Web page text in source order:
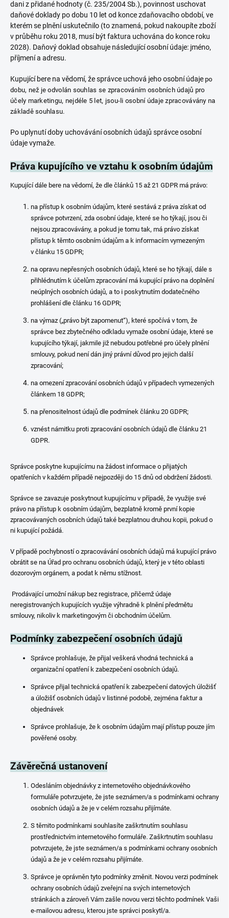
dani z přidané hodnoty (č. 235/2004 Sb.), povinnost uschovat
daňové doklady po dobu 10 let od konce zdaňovacího období, ve
kterém se plnění uskutečnilo (to znamená, pokud nakoupíte zboží
v průběhu roku 2018, musí být faktura uchována do konce roku
2028). Daňový doklad obsahuje následující osobní údaje: jméno,
příjmení a adresu.
Kupující bere na vědomí, že správce uchová jeho osobní údaje po
dobu, než je odvolán souhlas se zpracováním osobních údajů pro
účely marketingu, nejdéle 5 let, jsou-li osobní údaje zpracovávány na
základě souhlasu.
Po uplynutí doby uchovávání osobních údajů správce osobní
údaje vymaže.
Práva kupujícího ve vztahu k osobním údajům
Kupující dále bere na vědomí, že dle článků 15 až 21 GDPR má právo:
na přístup k osobním údajům, které sestává z práva získat od
správce potvrzení, zda osobní údaje, které se ho týkají, jsou či
nejsou zpracovávány, a pokud je tomu tak, má právo získat
přístup k těmto osobním údajům a k informacím vymezeným
v článku 15 GDPR;
na opravu nepřesných osobních údajů, které se ho týkají, dále s
přihlédnutím k účelům zpracování má kupující právo na doplnění
neúplných osobních údajů, a to i poskytnutím dodatečného
prohlášení dle článku 16 GDPR;
na výmaz („právo být zapomenut“), které spočívá v tom, že
správce bez zbytečného odkladu vymaže osobní údaje, které se
kupujícího týkají, jakmile již nebudou potřebné pro účely plnění
smlouvy, pokud není dán jiný právní důvod pro jejich další
zpracování;
na omezení zpracování osobních údajů v případech vymezených
článkem 18 GDPR;
na přenositelnost údajů dle podmínek článku 20 GDPR;
vznést námitku proti zpracování osobních údajů dle článku 21
GDPR.
Správce poskytne kupujícímu na žádost informace o přijatých
opatřeních v každém případě nejpozději do 15 dnů od obdržení žádosti.
Správce se zavazuje poskytnout kupujícímu v případě, že využije své
právo na přístup k osobním údajům, bezplatně kromě první kopie
zpracovávaných osobních údajů také bezplatnou druhou kopii, pokud o
ni kupující požádá.
V případě pochybností o zpracovávání osobních údajů má kupující právo
obrátit se na Úřad pro ochranu osobních údajů, který je v této oblasti
dozorovým orgánem, a podat k němu stížnost.
Prodávající umožní nákup bez registrace, přičemž údaje
neregistrovaných kupujících využije výhradně k plnění předmětu
smlouvy, nikoliv k marketingovým či obchodním účelům.
Podmínky zabezpečení osobních údajů
Správce prohlašuje, že přijal veškerá vhodná technická a
organizační opatření k zabezpečení osobních údajů.
Správce přijal technická opatření k zabezpečení datových úložišť
a úložišť osobních údajů v listinné podobě, zejména faktur a
objednávek
Správce prohlašuje, že k osobním údajům mají přístup pouze jím
pověřené osoby.
Závěrečná ustanovení
Odesláním objednávky z internetového objednávkového
formuláře potvrzujete, že jste seznámen/a s podmínkami ochrany
osobních údajů a že je v celém rozsahu přijímáte.
S těmito podmínkami souhlasíte zaškrtnutím souhlasu
prostřednictvím internetového formuláře. Zaškrtnutím souhlasu
potvrzujete, že jste seznámen/a s podmínkami ochrany osobních
údajů a že je v celém rozsahu přijímáte.
Správce je oprávněn tyto podmínky změnit. Novou verzi podmínek
ochrany osobních údajů zveřejní na svých internetových
stránkách a zároveň Vám zašle novou verzi těchto podmínek Vaši
e-mailovou adresu, kterou jste správci poskytl/a.